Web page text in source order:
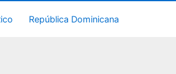
República Dominicana